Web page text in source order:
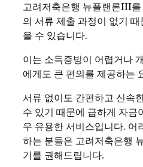
고려저축은행 뉴플랜론III
의 서류 제출 과정이 없기
을 수 있습니다.
이는 소득증빙이 어렵거나
에게도 큰 편의를 제공하는
서류 없이도 간편하고 신속
수 있기 때문에 급하게 자금
우 유용한 서비스입니다. 어
하는 분들은 고려저축은행
기를 권해드립니다.